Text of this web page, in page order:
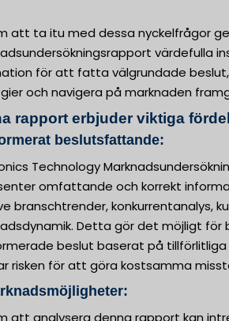
att ta itu med dessa nyckelfrågor
värdefulla
för att fatta välgrundade
och navigera på marknaden
rapport erbjuder viktiga
beslutsfattande:
Technology
omfattande och korrekt
branschtrender, konkurrentanalys,
Detta gör det möjligt
beslut baserat på
risken för att göra kostsamma
att analysera denna rapport kan